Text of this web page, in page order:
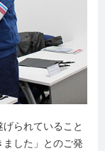
られていること
した」とのご発